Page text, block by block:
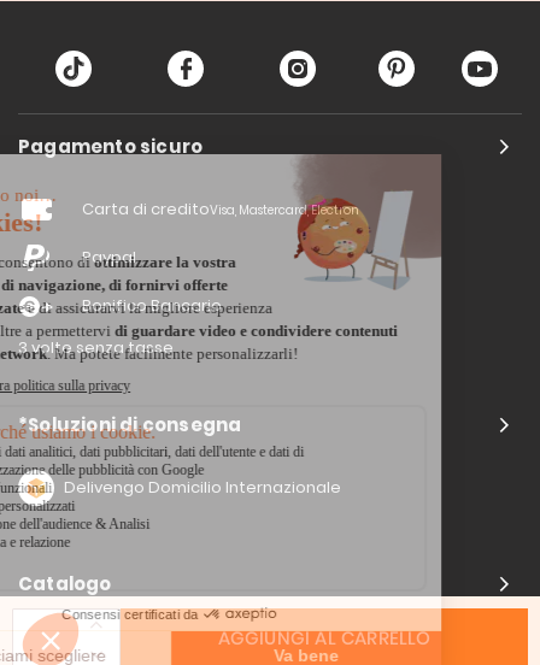
AGGIUNGI AL CARRELLO
Pagamento sicuro
Carta di creditoVisa, Mastercard, Electron
Paypal
Bonifico Bancario
3 volte senza tasse
*Soluzioni di consegna
Delivengo Domicilio Internazionale
Catalogo